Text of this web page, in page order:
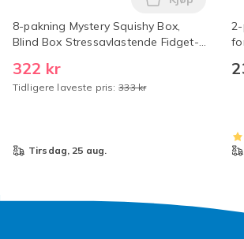
8-pakning Mystery Squishy Box,
Blind Box Stressavlastende Fidget-
festgave, Sakte stigende Squishy
322 kr
Tidligere laveste pris: 333 kr
Legg 8-
tirsdag, 25 aug.
|